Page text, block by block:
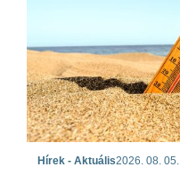
Hírek - Aktuális2026. 08. 05.